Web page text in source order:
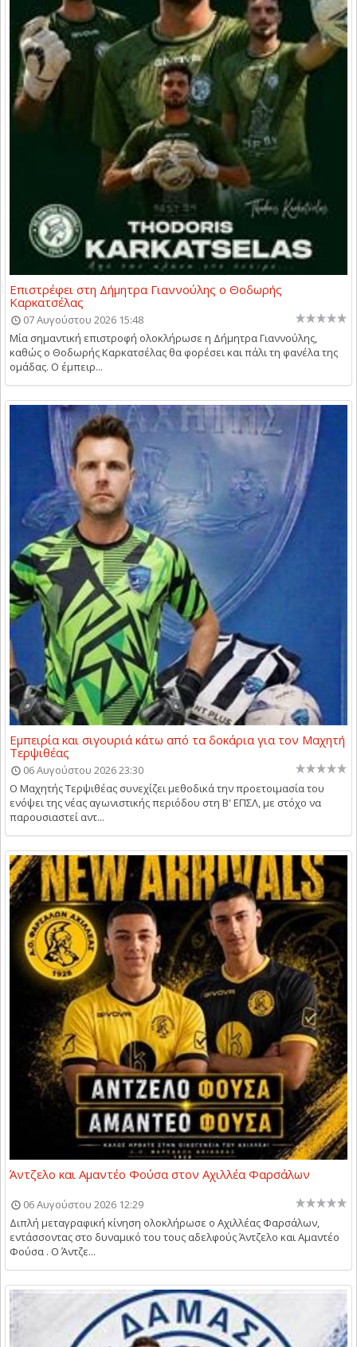
Επιστρέφει στη Δήμητρα Γιαννούλης ο Θοδωρής
Καρκατσέλας
07 Αυγούστου 2026 15:48
Μία σημαντική επιστροφή ολοκλήρωσε η Δήμητρα Γιαννούλης,
καθώς ο Θοδωρής Καρκατσέλας θα φορέσει και πάλι τη φανέλα της
ομάδας. Ο έμπειρ...
Εμπειρία και σιγουριά κάτω από τα δοκάρια για τον Μαχητή
Τερψιθέας
06 Αυγούστου 2026 23:30
Ο Μαχητής Τερψιθέας συνεχίζει μεθοδικά την προετοιμασία του
ενόψει της νέας αγωνιστικής περιόδου στη Β' ΕΠΣΛ, με στόχο να
παρουσιαστεί αντ...
Άντζελο και Αμαντέο Φούσα στον Αχιλλέα Φαρσάλων
06 Αυγούστου 2026 12:29
Διπλή μεταγραφική κίνηση ολοκλήρωσε ο Αχιλλέας Φαρσάλων,
εντάσσοντας στο δυναμικό του τους αδελφούς Άντζελο και Αμαντέο
Φούσα . Ο Άντζε...